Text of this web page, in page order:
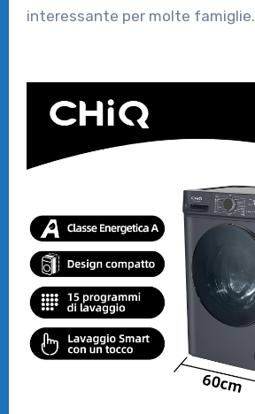
interessante per molte famiglie.